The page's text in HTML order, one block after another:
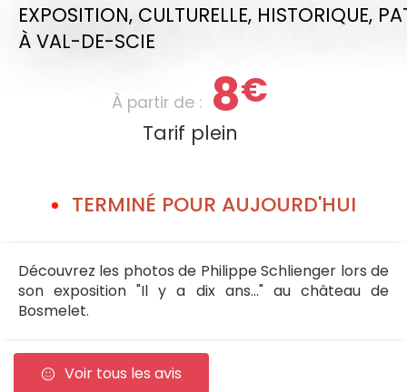
EXPOSITION, CULTURELLE, HISTORIQUE,
À VAL-DE-SCIE
À partir de : 8€
Tarif plein
TERMINÉ POUR AUJOURD'HUI
Découvrez les photos de Philippe Schlienger lors de
son exposition "Il y a dix ans..." au château de
Bosmelet.
Voir tous les avis